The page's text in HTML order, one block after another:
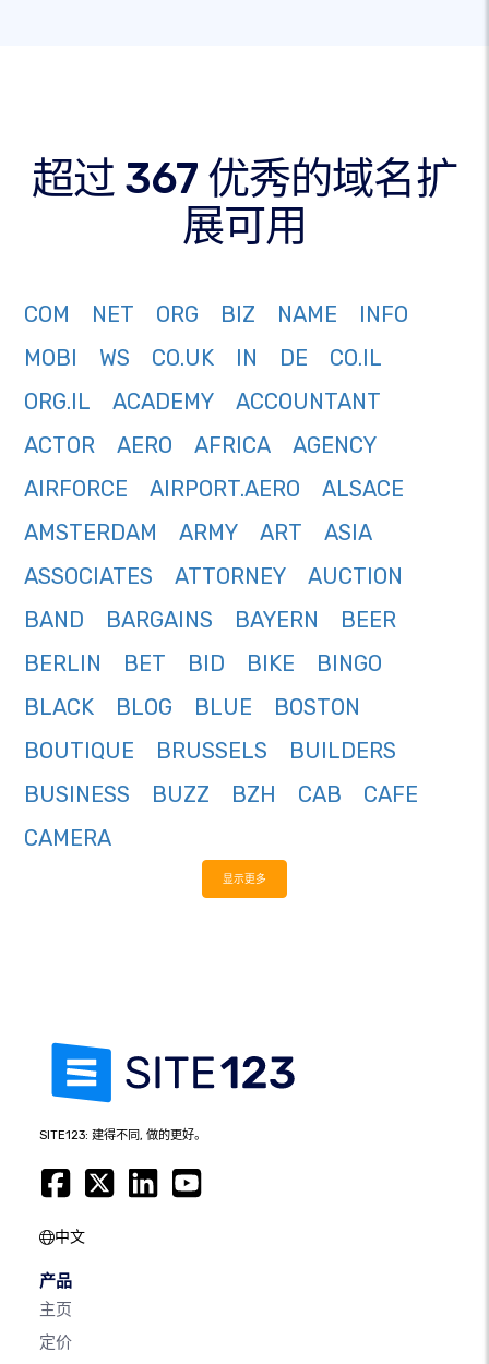
超过 367 优秀的域名扩
展可用
COM NET ORG BIZ NAME
INFO
MOBI
WS CO.UK IN DE
CO.IL
ORG.IL
ACADEMY
ACCOUNTANT
ACTOR
AERO AFRICA
AGENCY
AIRFORCE
AIRPORT.AERO
ALSACE
AMSTERDAM
ARMY ART
ASIA
ASSOCIATES
ATTORNEY
AUCTION
BAND
BARGAINS BAYERN
BEER
BERLIN
BET BID BIKE
BINGO
BLACK
BLOG BLUE
BOSTON
BOUTIQUE
BRUSSELS
BUILDERS
BUSINESS
BUZZ BZH CAB
CAFE
CAMERA
显示更多
SITE123: 建得不同, 做的更好。
中文
产品
主页
定价